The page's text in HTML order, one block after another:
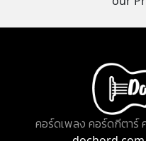
คอร์ดเพลง คอร์ดกีตาร์